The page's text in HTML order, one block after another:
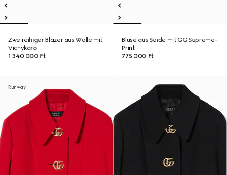
Zweireihiger Blazer aus Wolle mit
Vichykaro
1 340 000 Ft
Bluse aus Seide mit GG Supreme-
Print
775 000 Ft
Runway